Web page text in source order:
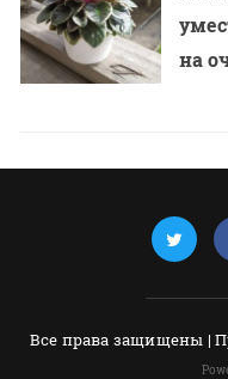
на
Все права защищены |